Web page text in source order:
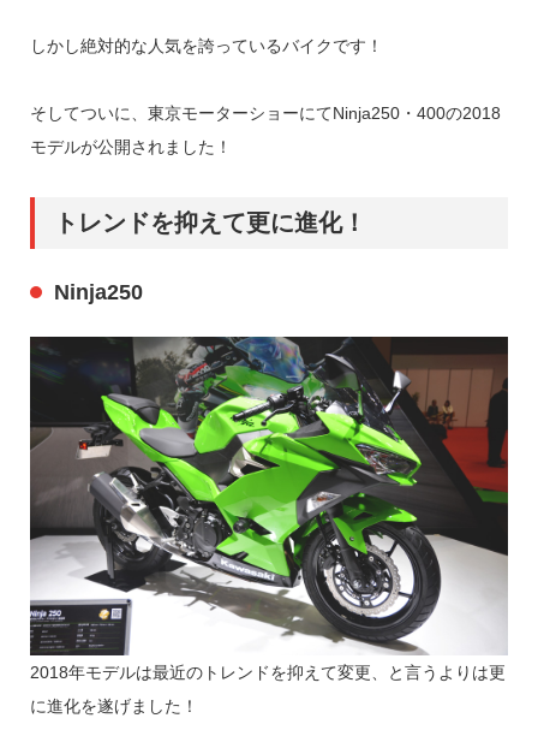
しかし絶対的な人気を誇っているバイクです！
そしてついに、東京モーターショーにてNinja250・400の2018
モデルが公開されました！
トレンドを抑えて更に進化！
Ninja250
2018年モデルは最近のトレンドを抑えて変更、と言うよりは更
に進化を遂げました！